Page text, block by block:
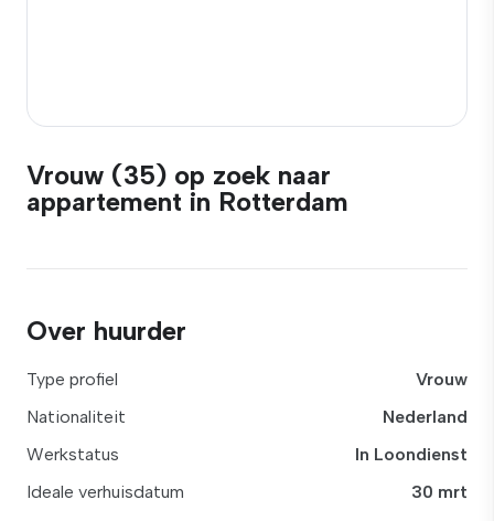
Vrouw (35) op zoek naar
appartement in Rotterdam
Over huurder
Type profiel
Vrouw
Nationaliteit
Nederland
Werkstatus
In Loondienst
Ideale verhuisdatum
30 mrt